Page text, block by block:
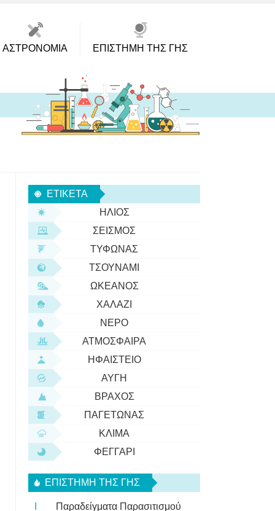
ΑΣΤΡΟΝΟΜΊΑ ΕΠΙΣΤΉΜΗ ΤΗΣ ΓΗΣ
ΕΤΙΚΈΤΑ
ΉΛΙΟΣ
ΣΕΙΣΜΌΣ
ΤΥΦΏΝΑΣ
ΤΣΟΥΝΆΜΙ
ΩΚΕΑΝΌΣ
ΧΑΛΆΖΙ
ΝΕΡΌ
ΑΤΜΌΣΦΑΙΡΑ
ΗΦΑΊΣΤΕΙΟ
ΑΥΓΉ
ΒΡΆΧΟΣ
ΠΑΓΕΤΏΝΑΣ
ΚΛΊΜΑ
ΦΕΓΓΆΡΙ
ΕΠΙΣΤΉΜΗ ΤΗΣ ΓΗΣ
Παραδείγματα Παρασιτισμού